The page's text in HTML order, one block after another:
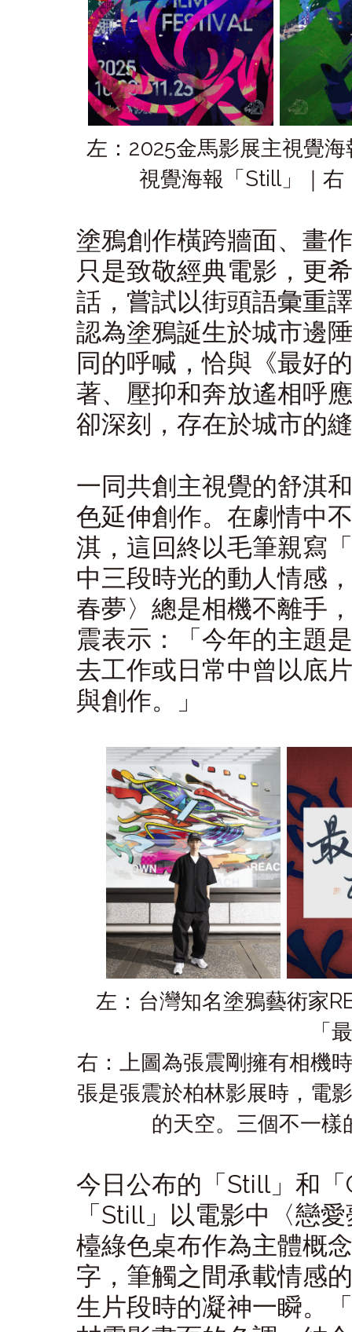
左：2025金馬影展主視覺
視覺海報「Still」｜
塗鴉創作橫跨牆面、畫
只是致敬經典電影，更
話，嘗試以街頭語彙重
認為塗鴉誕生於城市邊
同的呼喊，恰與《最好
著、壓抑和奔放遙相呼
卻深刻，存在於城市的
一同共創主視覺的舒淇
色延伸創作。在劇情中
淇，這回終以毛筆親寫
中三段時光的動人情感
春夢〉總是相機不離手
震表示：「今年的主題
去工作或日常中曾以底
與創作。」
左：台灣知名塗鴉藝術家
「
右：上圖為張震剛擁有相機
張是張震於柏林影展時，電
的天空。三個不一樣
今日公布的「Still」和「
「Still」以電影中〈戀
檯綠色桌布作為主體概
字，筆觸之間承載情感
生片段時的凝神一瞬。「